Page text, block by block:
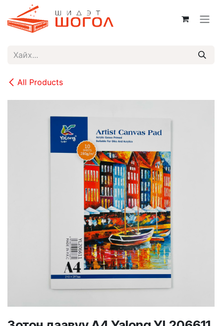
Skip to Content
All Products